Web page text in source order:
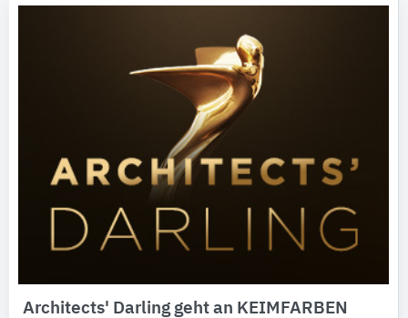
Architects' Darling geht an KEIMFARBEN